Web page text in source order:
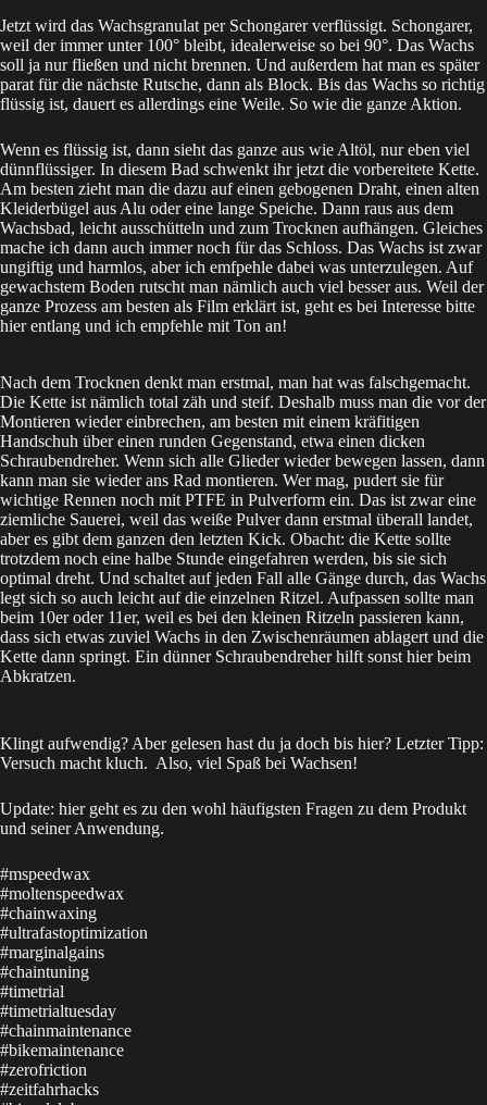
Jetzt wird das Wachsgranulat per Schongarer verflüssigt. Schongarer,
weil der immer unter 100° bleibt, idealerweise so bei 90°. Das Wachs
soll ja nur fließen und nicht brennen. Und außerdem hat man es später
parat für die nächste Rutsche, dann als Block. Bis das Wachs so richtig
flüssig ist, dauert es allerdings eine Weile. So wie die ganze Aktion.
Wenn es flüssig ist, dann sieht das ganze aus wie Altöl, nur eben viel
dünnflüssiger. In diesem Bad schwenkt ihr jetzt die vorbereitete Kette.
Am besten zieht man die dazu auf einen gebogenen Draht, einen alten
Kleiderbügel aus Alu oder eine lange Speiche. Dann raus aus dem
Wachsbad, leicht ausschütteln und zum Trocknen aufhängen. Gleiches
mache ich dann auch immer noch für das Schloss. Das Wachs ist zwar
ungiftig und harmlos, aber ich emfpehle dabei was unterzulegen. Auf
gewachstem Boden rutscht man nämlich auch viel besser aus. Weil der
ganze Prozess am besten als Film erklärt ist, geht es bei Interesse bitte
hier entlang und ich empfehle mit Ton an!
Nach dem Trocknen denkt man erstmal, man hat was falschgemacht.
Die Kette ist nämlich total zäh und steif. Deshalb muss man die vor der
Montieren wieder einbrechen, am besten mit einem kräfitigen
Handschuh über einen runden Gegenstand, etwa einen dicken
Schraubendreher. Wenn sich alle Glieder wieder bewegen lassen, dann
kann man sie wieder ans Rad montieren. Wer mag, pudert sie für
wichtige Rennen noch mit PTFE in Pulverform ein. Das ist zwar eine
ziemliche Sauerei, weil das weiße Pulver dann erstmal überall landet,
aber es gibt dem ganzen den letzten Kick. Obacht: die Kette sollte
trotzdem noch eine halbe Stunde eingefahren werden, bis sie sich
optimal dreht. Und schaltet auf jeden Fall alle Gänge durch, das Wachs
legt sich so auch leicht auf die einzelnen Ritzel. Aufpassen sollte man
beim 10er oder 11er, weil es bei den kleinen Ritzeln passieren kann,
dass sich etwas zuviel Wachs in den Zwischenräumen ablagert und die
Kette dann springt. Ein dünner Schraubendreher hilft sonst hier beim
Abkratzen.
Klingt aufwendig? Aber gelesen hast du ja doch bis hier? Letzter Tipp:
Versuch macht kluch. Also, viel Spaß bei Wachsen!
Update: hier geht es zu den wohl häufigsten Fragen zu dem Produkt
und seiner Anwendung.
#mspeedwax
#moltenspeedwax
#chainwaxing
#ultrafastoptimization
#marginalgains
#chaintuning
#timetrial
#timetrialtuesday
#chainmaintenance
#bikemaintenance
#zerofriction
#zeitfahrhacks